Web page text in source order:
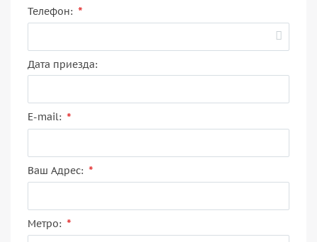
Телефон: *
Дата приезда:
E-mail: *
Ваш Адрес: *
Метро: *